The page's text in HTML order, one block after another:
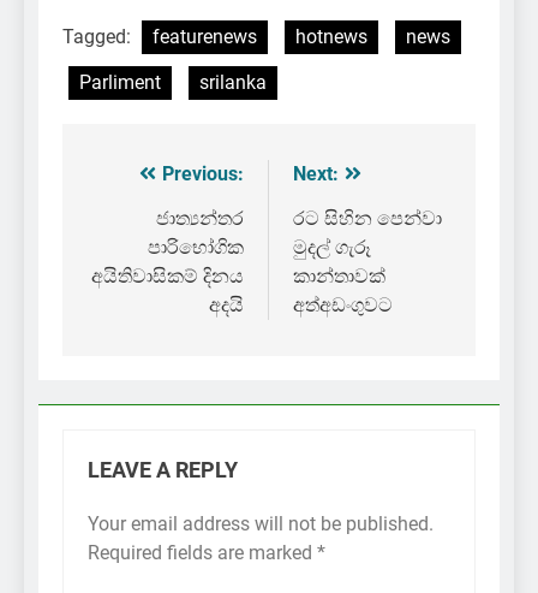
Tagged: featurenews hotnews
news
Parliment
srilanka
Post
navigation
Previous:
ජාත්‍යන්තර
පාරිභෝගික
අයිතිවාසිකම් දිනය
අදයි
Next:
රට සිහින පෙන්වා
මුදල් ගැරූ
කාන්තාවක්
අත්අඩංගුවට
LEAVE A REPLY
Your email address will not be published.
Required fields are marked *